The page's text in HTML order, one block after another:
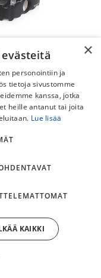
Polkimet
Ultraligth II polkimet
×
personointiin ja
tietoja sivustomme
kanssa, jotka
heille antanut tai joita
Lue lisää
KAIKKI